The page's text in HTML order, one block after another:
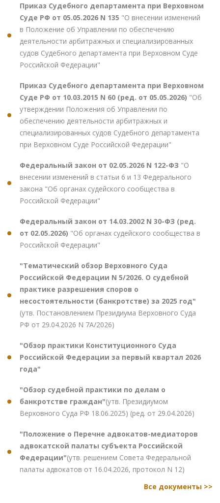
Приказ Судебного департамента при Верховном
Суде РФ от 05.05.2026 N 135 "О внесении изменений
в Положение об Управлении по обеспечению
деятельности арбитражных и специализированных
судов Судебного департамента при Верховном Суде
Российской Федерации"
Приказ Судебного департамента при Верховном
Суде РФ от 10.03.2015 N 60 (ред. от 05.05.2026) "Об
утверждении Положения об Управлении по
обеспечению деятельности арбитражных и
специализированных судов Судебного департамента
при Верховном Суде Российской Федерации"
Федеральный закон от 02.05.2026 N 122-ФЗ "О
внесении изменений в статьи 6 и 13 Федерального
закона "Об органах судейского сообщества в
Российской Федерации"
Федеральный закон от 14.03.2002 N 30-ФЗ (ред.
от 02.05.2026) "Об органах судейского сообщества в
Российской Федерации"
"Тематический обзор Верховного Суда
Российской Федерации N 5/2026. О судебной
практике разрешения споров о
несостоятельности (банкротстве) за 2025 год"
(утв. Постановлением Президиума Верховного Суда
РФ от 29.04.2026 N 7А/2026)
"Обзор практики Конституционного Суда
Российской Федерации за первый квартал 2026
года"
"Обзор судебной практики по делам о
банкротстве граждан"(утв. Президиумом
Верховного Суда РФ 18.06.2025) (ред. от 29.04.2026)
"Положение о Перечне адвокатов-медиаторов
адвокатской палаты субъекта Российской
Федерации"(утв. решением Совета Федеральной
палаты адвокатов от 16.04.2026, протокол N 12)
Все документы >>